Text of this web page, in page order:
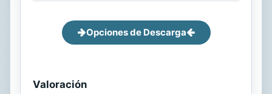
Opciones de Descarga
Valoración